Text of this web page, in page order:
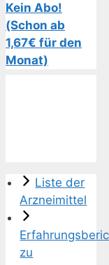
Kein Abo!
(Schon ab
1,67€ für den
Monat)
Liste der
Arzneimittel
zu